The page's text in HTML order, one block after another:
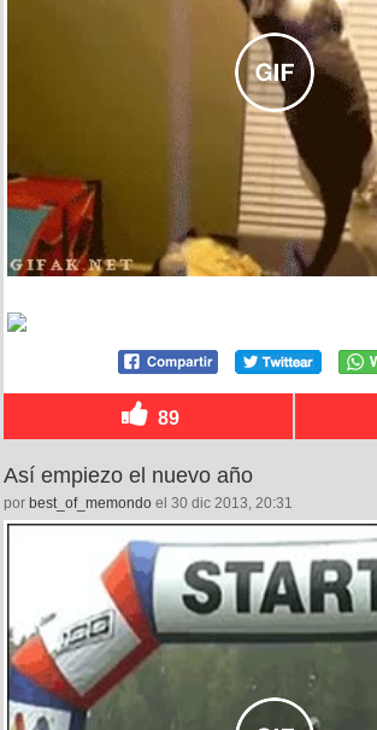
89
Así empiezo el nuevo año
por best_of_memondo el 30 dic 2013, 20:31